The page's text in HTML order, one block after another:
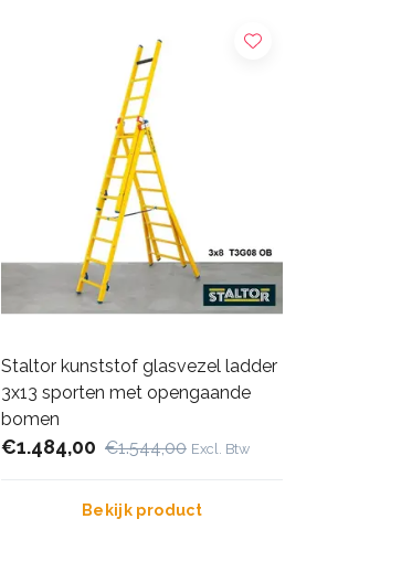
Staltor kunststof glasvezel ladder
3x13 sporten met opengaande
bomen
€1.484,00 €1.544,00 Excl. Btw
Bekijk product